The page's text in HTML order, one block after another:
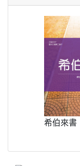
希伯來書